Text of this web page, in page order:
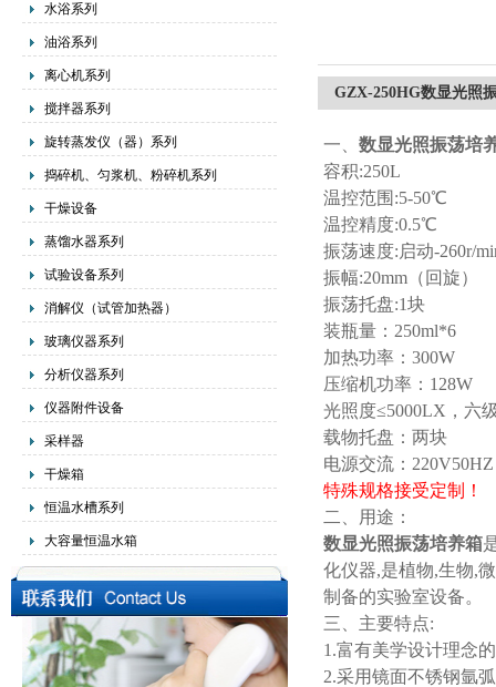
水浴系列
油浴系列
离心机系列
搅拌器系列
旋转蒸发仪（器）系列
捣碎机、匀浆机、粉碎机系列
干燥设备
蒸馏水器系列
试验设备系列
消解仪（试管加热器）
玻璃仪器系列
分析仪器系列
仪器附件设备
采样器
干燥箱
恒温水槽系列
大容量恒温水箱
GZX-250HG数显光照
一、 数显光照振荡培
容积:250L
温控范围:5-50℃
温控精度:0.5℃
振荡速度:启动-260r/
振幅:20mm（回旋）
振荡托盘:1块
装瓶量：250ml*6
加热功率：300W
压缩机功率：128W
光照度≤5000LX，六
载物托盘：两块
电源交流：220V50HZ
特殊规格接受定制！
二、用途：
数显光照振荡培养箱
化仪器,是植物,生物,
制备的实验室设备。
三、主要特点:
1.富有美学设计理念
2.采用镜面不锈钢氩